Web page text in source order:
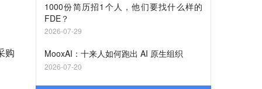
购
1000份简历招1个人，他们要找什么样的
FDE？
2026-07-29
MooxAI：十来人如何跑出 AI 原生组织
2026-07-20